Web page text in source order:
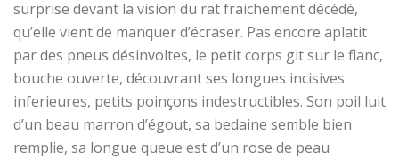
surprise devant la vision du rat fraichement décédé,
qu’elle vient de manquer d’écraser. Pas encore aplatit
par des pneus désinvoltes, le petit corps git sur le flanc,
bouche ouverte, découvrant ses longues incisives
inferieures, petits poinçons indestructibles. Son poil luit
d’un beau marron d’égout, sa bedaine semble bien
remplie, sa longue queue est d’un rose de peau